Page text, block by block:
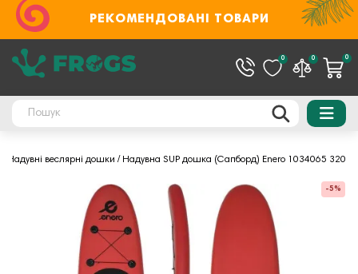
РЕКОМЕНДОВАНІ ТОВАРИ
0 0 0
Надувні веслярні дошки Надувна SUP дошка (Сапборд) Enero 1034065 320
-5%